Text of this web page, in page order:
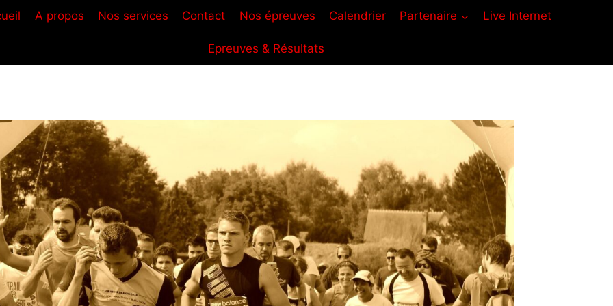
A propos Nos services Contact Nos épreuves Calendrier Partenaire Live Internet
Epreuves & Résultats